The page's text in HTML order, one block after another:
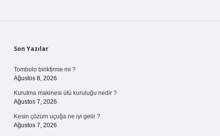
Sidebar
Son Yazılar
Tombolo biriktirme mi ?
Ağustos 8, 2026
Kurutma makinesi ütü kuruluğu nedir ?
Ağustos 7, 2026
Kesin çözüm uçuğa ne iyi gelir ?
Ağustos 7, 2026